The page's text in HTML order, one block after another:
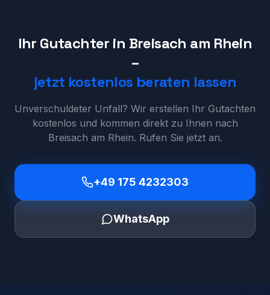
Ihr Gutachter in Breisach am Rhein
–
jetzt kostenlos beraten lassen
Unverschuldeter Unfall? Wir erstellen Ihr Gutachten
kostenlos und kommen direkt zu Ihnen nach
Breisach am Rhein. Rufen Sie jetzt an.
+49 175 4232303
WhatsApp